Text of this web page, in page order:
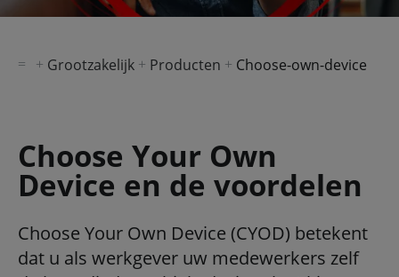
Grootzakelijk Producten Choose-own-device
Choose Your Own
Device en de voordelen
Choose Your Own Device (CYOD) betekent
dat u als werkgever uw medewerkers zelf